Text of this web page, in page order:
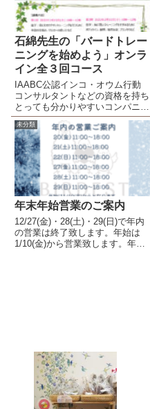
石綿先生の「バードトレー
ニングを始めよう」オンラ
イン全３回コース
IAABC公認インコ・オウム行動
コンサルタントなどの資格を持ち
とっても分かりやすいコンパニオ
ンバードのトレーニングで定評の
ある石綿美香先生のバードトレー
ニング初心者向け全３回のクラス
です。全く初めての方・以前やっ
てみたけど出来なかった等、今...
未分類
年末年始営業のご案内
12/27(金)・28(土)・29(日)で年内
の営業は終了致します。年始は
1/10(金)から営業致します。年末